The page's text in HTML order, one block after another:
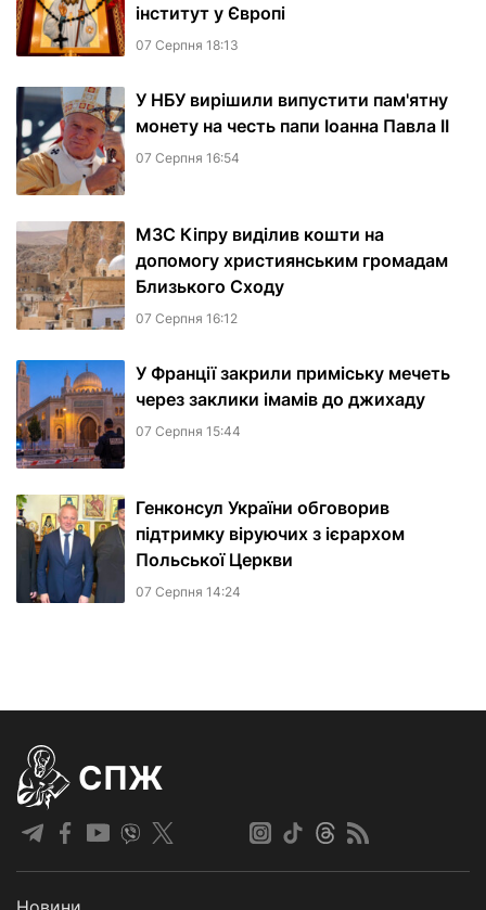
інститут у Європі
07 Серпня 18:13
У НБУ вирішили випустити пам'ятну
монету на честь папи Іоанна Павла II
07 Серпня 16:54
МЗС Кіпру виділив кошти на
допомогу християнським громадам
Близького Сходу
07 Серпня 16:12
У Франції закрили приміську мечеть
через заклики імамів до джихаду
07 Серпня 15:44
Генконсул України обговорив
підтримку віруючих з ієрархом
Польської Церкви
07 Серпня 14:24
СПЖ